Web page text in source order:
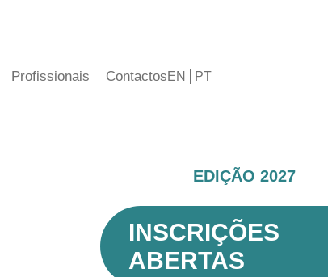
Profissionais ContactosEN PT
EDIÇÃO 2027
INSCRIÇÕES
ABERTAS